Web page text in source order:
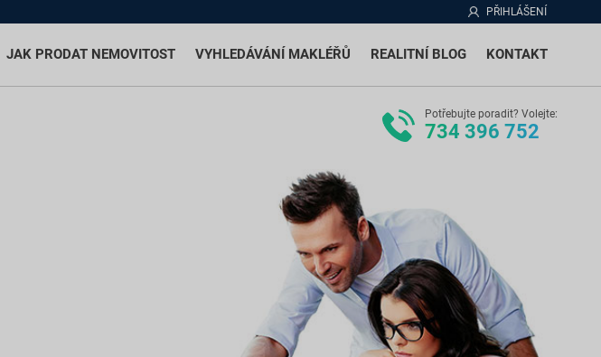
PŘIHLÁŠENÍ
JAK PRODAT NEMOVITOST VYHLEDÁVÁNÍ MAKLÉŘŮ REALITNÍ BLOG KONTAKT
Potřebujte poradit? Volejte:
734 396 752